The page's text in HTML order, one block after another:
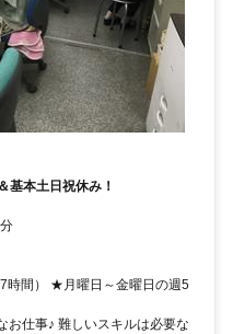
基本土日祝休み！
時間） ★月曜日～金曜日の週5
お仕事♪ 難しいスキルは必要な